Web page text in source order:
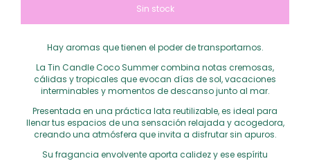
Hay aromas que tienen el poder de transportarnos.
La Tin Candle Coco Summer combina notas cremosas,
cálidas y tropicales que evocan días de sol, vacaciones
interminables y momentos de descanso junto al mar.
Presentada en una práctica lata reutilizable, es ideal para
llenar tus espacios de una sensación relajada y acogedora,
creando una atmósfera que invita a disfrutar sin apuros.
Su fragancia envolvente aporta calidez y ese espíritu